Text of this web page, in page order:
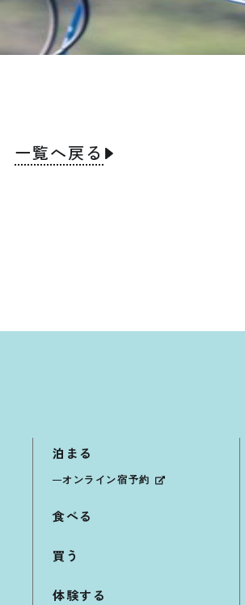
一覧へ戻る
泊まる
オンライン宿予約
食べる
買う
体験する